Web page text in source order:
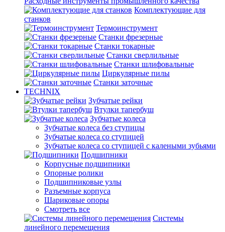
Комплектующие для
станков
Термоинструмент
Станки фрезерные
Станки токарные
Станки сверлильные
Станки шлифовальные
Циркулярные пилы
Станки заточные
TECHNIX
Зубчатые рейки
Втулки тапербуш
Зубчатые колеса
Зубчатые колеса без ступицы
Зубчатые колеса со ступицей
Зубчатые колеса со ступицей с калеными зубьями
Подшипники
Корпусные подшипники
Опорные ролики
Подшипниковые узлы
Разъемные корпуса
Шариковые опоры
Смотреть все
Системы
линейного перемещения